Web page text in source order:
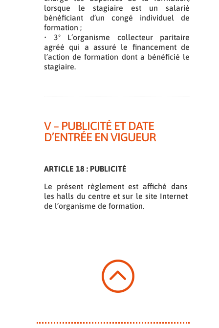
lorsque le stagiaire est un salarié
bénéficiant d’un congé individuel de
formation ;
• 3º L’organisme collecteur paritaire
agréé qui a assuré le financement de
l’action de formation dont a bénéficié le
stagiaire.
V – PUBLICITÉ ET DATE
D’ENTRÉE EN VIGUEUR
ARTICLE 18 : PUBLICITÉ
Le présent règlement est affiché dans
les halls du centre et sur le site Internet
de l’organisme de formation.
: